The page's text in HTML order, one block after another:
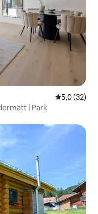
5 üzerinden
5,0 (32)
| Park
arasında